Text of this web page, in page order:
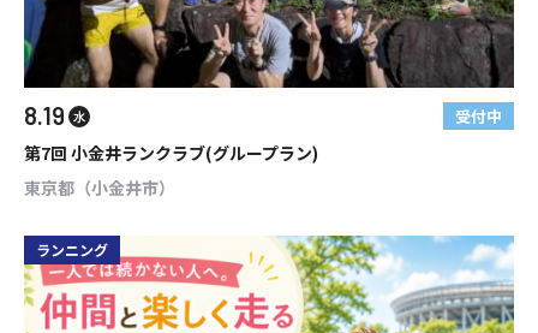
8.19 水 受付中
第7回 小金井ランクラブ(グループラン)
東京都（小金井市）
ランニング